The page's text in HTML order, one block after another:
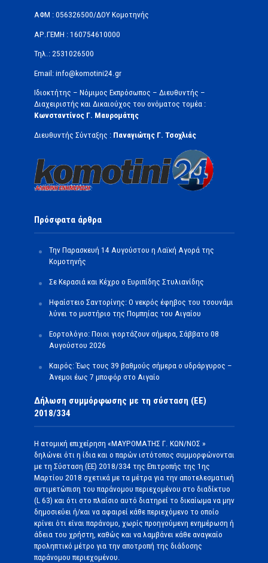
ΑΦΜ : 056326500/ΔOΥ Κομοτηνής
ΑΡ.ΓΕΜΗ : 160754610000
Τηλ.: 2531026500
Email: info@komotini24.gr
Ιδιοκτήτης – Νόμιμος Εκπρόσωπος – Διευθυντής –
Διαχειριστής και Δικαιούχος του ονόματος τομέα :
Κωνσταντίνος Γ. Μαυρομάτης
Διευθυντής Σύνταξης : Παναγιώτης Γ. Τσοχλιάς
Πρόσφατα άρθρα
Την Παρασκευή 14 Αυγούστου η Λαϊκή Αγορά της
Κομοτηνής
Σε Κερασιά και Κέχρο ο Ευριπίδης Στυλιανίδης
Ηφαίστειο Σαντορίνης: Ο νεκρός έφηβος του τσουνάμι
λύνει το μυστήριο της Πομπηίας του Αιγαίου
Εορτολόγιο: Ποιοι γιορτάζουν σήμερα, Σάββατο 08
Αυγούστου 2026
Καιρός: Έως τους 39 βαθμούς σήμερα ο υδράργυρος –
Άνεμοι έως 7 μποφόρ στο Αιγαίο
Δήλωση συμμόρφωσης με τη σύσταση (ΕΕ)
2018/334
Η ατομική επιχείρηση «ΜΑΥΡΟΜΑΤΗΣ Γ. ΚΩΝ/ΝΟΣ »
δηλώνει ότι η ίδια και ο παρών ιστότοπος συμμορφώνονται
με τη Σύσταση (ΕΕ) 2018/334 της Επιτροπής της 1ης
Μαρτίου 2018 σχετικά με τα μέτρα για την αποτελεσματική
αντιμετώπιση του παράνομου περιεχομένου στο διαδίκτυο
(L 63) και ότι στο πλαίσιο αυτό διατηρεί το δικαίωμα να μην
δημοσιεύει ή/και να αφαιρεί κάθε περιεχόμενο το οποίο
κρίνει ότι είναι παράνομο, χωρίς προηγούμενη ενημέρωση ή
άδεια του χρήστη, καθώς και να λαμβάνει κάθε αναγκαίο
προληπτικό μέτρο για την αποτροπή της διάδοσης
παράνομου περιεχομένου.